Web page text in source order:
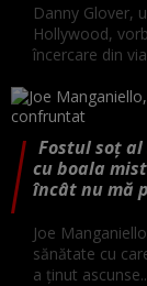
Danny Glover,
Hollywood,
încercare din
Fostul soț
cu boala
încât nu mă
Joe
sănătate cu
a ținut